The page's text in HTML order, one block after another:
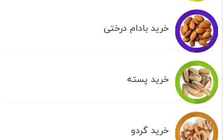
خرید بادام درختی
خرید پسته
خرید گردو